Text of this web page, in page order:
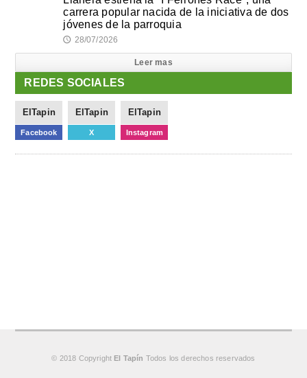
carrera popular nacida de la iniciativa de dos
jóvenes de la parroquia
🕔 28/07/2026
Leer mas
REDES SOCIALES
ElTapin
Facebook
ElTapin
X
ElTapin
Instagram
© 2018 Copyright El Tapín Todos los derechos reservados